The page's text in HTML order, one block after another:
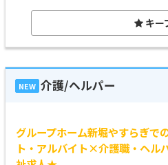
キー
NEW 介護/ヘルパー
グループホーム新堀やすらぎで
ト・アルバイト×介護職・ヘル